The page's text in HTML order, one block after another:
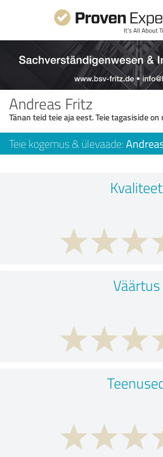
Andreas Fritz
Tänan teid teie aja eest. Teie tagasiside
Teie kogemus & ülevaade:
Kvaliteet
Väärtus